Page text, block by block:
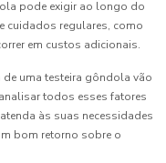
pode exigir ao longo do
cuidados regulares, como
em custos adicionais.
uma testeira gôndola vão
todos esses fatores
às suas necessidades
bom retorno sobre o